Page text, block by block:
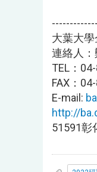
大葉大
連絡人
TEL：
FAX：
E-mail:
http://
51591彰